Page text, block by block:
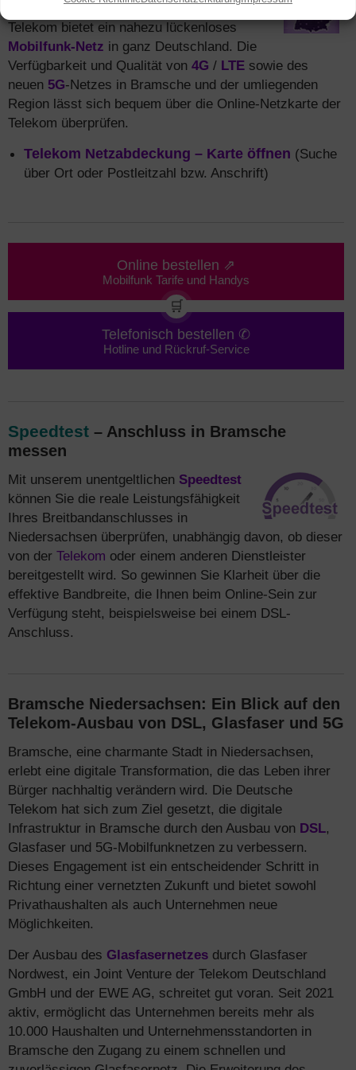
Smartphonesoder Tablets? Die Deutsche
Telekom bietet ein nahezu lückenloses
Mobilfunk-Netz in ganz Deutschland. Die
Verfügbarkeit und Qualität von 4G / LTE sowie des
neuen 5G-Netzes in Bramsche und der umliegenden
Region lässt sich bequem über die Online-Netzkarte der
Telekom überprüfen.
Telekom Netzabdeckung – Karte öffnen (Suche
über Ort oder Postleitzahl bzw. Anschrift)
Online bestellen ⇗
Mobilfunk Tarife und Handys
🛒
Telefonisch bestellen ✆
Hotline und Rückruf-Service
Speedtest – Anschluss in Bramsche
messen
Mit unserem unentgeltlichen Speedtest
können Sie die reale Leistungsfähigkeit
Ihres Breitbandanschlusses in
Niedersachsen überprüfen, unabhängig davon, ob dieser
von der Telekom oder einem anderen Dienstleister
bereitgestellt wird. So gewinnen Sie Klarheit über die
effektive Bandbreite, die Ihnen beim Online-Sein zur
Verfügung steht, beispielsweise bei einem DSL-
Anschluss.
Bramsche Niedersachsen: Ein Blick auf den
Telekom-Ausbau von DSL, Glasfaser und 5G
Bramsche, eine charmante Stadt in Niedersachsen,
erlebt eine digitale Transformation, die das Leben ihrer
Bürger nachhaltig verändern wird. Die Deutsche
Telekom hat sich zum Ziel gesetzt, die digitale
Infrastruktur in Bramsche durch den Ausbau von DSL,
Glasfaser und 5G-Mobilfunknetzen zu verbessern.
Dieses Engagement ist ein entscheidender Schritt in
Richtung einer vernetzten Zukunft und bietet sowohl
Privathaushalten als auch Unternehmen neue
Möglichkeiten.
Der Ausbau des Glasfasernetzes durch Glasfaser
Nordwest, ein Joint Venture der Telekom Deutschland
GmbH und der EWE AG, schreitet gut voran. Seit 2021
aktiv, ermöglicht das Unternehmen bereits mehr als
10.000 Haushalten und Unternehmensstandorten in
Bramsche den Zugang zu einem schnellen und